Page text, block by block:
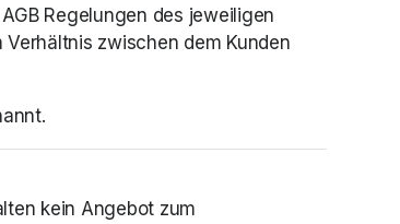
Regelungen des jeweiligen
zwischen dem Kunden
kein Angebot zum